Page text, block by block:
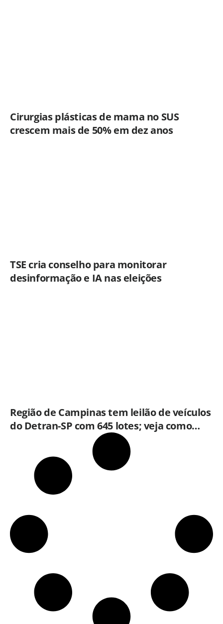
Cirurgias plásticas de mama no SUS
crescem mais de 50% em dez anos
TSE cria conselho para monitorar
desinformação e IA nas eleições
Região de Campinas tem leilão de veículos
do Detran-SP com 645 lotes; veja como